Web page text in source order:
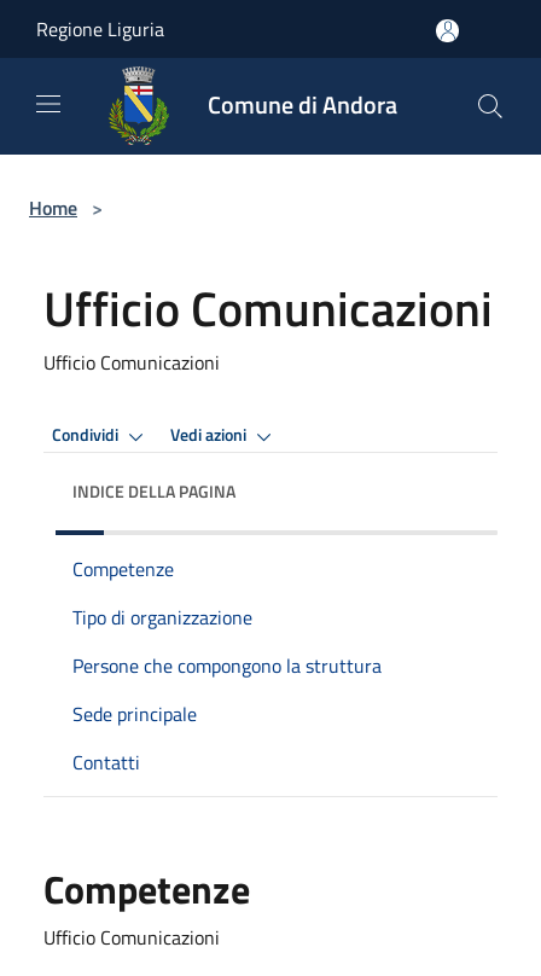
Regione Liguria
Comune di Andora
Home >
Ufficio Comunicazioni
Ufficio Comunicazioni
Condividi Vedi azioni
INDICE DELLA PAGINA
Competenze
Tipo di organizzazione
Persone che compongono la struttura
Sede principale
Contatti
Competenze
Ufficio Comunicazioni